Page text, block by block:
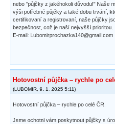
nebo "půjčky z jakéhokoli důvodu!" Naše
výši potřebné půjčky a také dobu trvání,
certifikovaní a registrovaní, naše půjčky
bezpečnost, což je naší nejvyšší prioritou.
E-mail: Lubomirprochazka140@gmail.com
Hotovostní půjčka – rychle po
(LUBOMIR, 9. 1. 2025 5:11)
Hotovostní půjčka – rychle po celé ČR.
Jsme ochotni vám poskytnout půjčky s